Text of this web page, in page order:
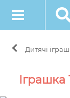
Дитячі